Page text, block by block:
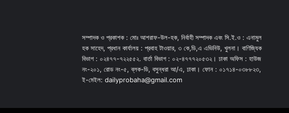
সম্পাদক ও প্রকাশক : মোঃ আশরাফ-উল-হক, নির্বাহী সম্পাদক এবং সি.ই.ও : এনামুল
হক সাহেদ, প্রধান কার্যালয় : প্রবাহ টাওয়ার, ৩ কে,ডি,এ এভিনিউ, খুলনা। বাণিজ্যিক
বিভাগ : ০২৪৭৭-৭২২৫৫২. বার্তা বিভাগ : ০২-৪৭৭৭২০৫৩২। ঢাকা অফিস : হাউজ
নং-২০১, রোড নং-৫, ব্লক-ডি, বসুন্ধরা আ/এ, ঢাকা। ফোন : ০১৭১৪-০৩৮৮২৩,
ই-মেইল: dailyprobaha@gmail.com